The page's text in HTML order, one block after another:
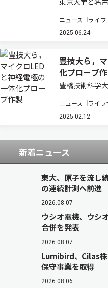
オ電子顕微鏡
決定した（ニ
ニュース ライ
2025.06.24
豊技大ら，
化プローブ
豊橋技術科学
動を同時記録
と，神経電極
ニュース ライ
2025.02.12
新着ニュース
東大、原子を流し
の連続計測へ前進
2026.08.07
ウシオ電機、ウシ
合併を発表
2026.08.07
Lumibird、Cilas株
保守事業を取得
2026.08.06